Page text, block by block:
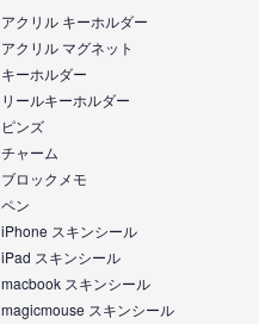
アクリル キーホルダー
アクリル マグネット
キーホルダー
リールキーホルダー
ピンズ
チャーム
ブロックメモ
ペン
iPhone スキンシール
iPad スキンシール
macbook スキンシール
magicmouse スキンシール